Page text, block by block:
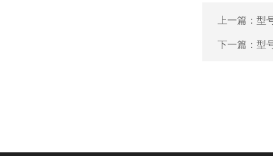
上一篇： 型
下一篇： 型